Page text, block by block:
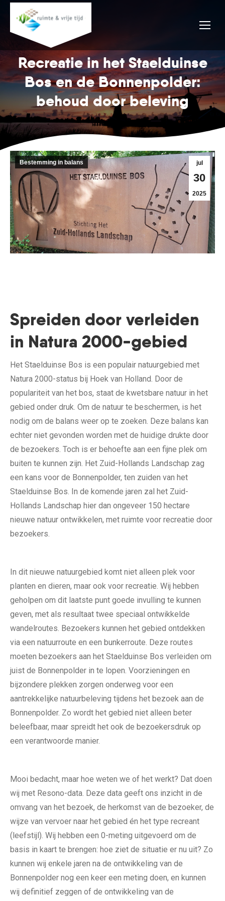
Recreatie in het Staelduinse
Bos en de Bonnenpolder:
behoud door beleving
jul
30
2025
Bestemming in balans
Spreiden door verleiden
in Natura 2000-gebied
Het Staelduinse Bos is een populair natuurgebied met
Natura 2000-status bij Hoek van Holland. Door de
populariteit van het bos, staat de kwetsbare natuur in het
gebied onder druk. Om de natuur te beschermen, is het
nodig om de balans weer op te zoeken. Deze balans kan
echter niet gevonden worden met de huidige drukte door
de bezoekers. Toch is er behoefte aan een fijne plek om
buiten te kunnen zijn. Het Zuid-Hollands Landschap zag
een kans voor de Bonnenpolder, ten zuiden van het
Staelduinse Bos. In de komende jaren zal het Zuid-
Hollands Landschap hier dan ongeveer 150 hectare
nieuwe natuur ontwikkelen, met ruimte voor recreatie door
bezoekers.
In dit nieuwe natuurgebied komt niet alleen plek voor
planten en dieren, maar ook voor recreatie. Wij hebben
geholpen om dit laatste punt goede invulling te kunnen
geven, met als resultaat twee speciaal ontwikkelde
wandelroutes. Bezoekers kunnen het gebied ontdekken
via een natuurroute en een bunkerroute. Deze routes
moeten bezoekers aan het Staelduinse Bos verleiden om
juist de Bonnenpolder in te lopen. Voorzieningen en
bijzondere plekken zorgen onderweg voor een
aantrekkelijke natuurbeleving tijdens het bezoek aan de
Bonnenpolder. Zo wordt het gebied niet alleen beter
beleefbaar, maar spreidt het ook de bezoekersdruk op
een verantwoorde manier.
Mooi bedacht, maar hoe weten we of het werkt? Dat doen
wij met Resono-data. Deze data geeft ons inzicht in de
omvang van het bezoek, de herkomst van de bezoeker, de
wijze van vervoer naar het gebied én het type recreant
(leefstijl). Wij hebben een 0-meting uitgevoerd om de
basis in kaart te brengen: hoe ziet de situatie er nu uit? Zo
kunnen wij enkele jaren na de ontwikkeling van de
Bonnenpolder nog een keer een meting doen, en kunnen
wij definitief zeggen of de ontwikkeling van de